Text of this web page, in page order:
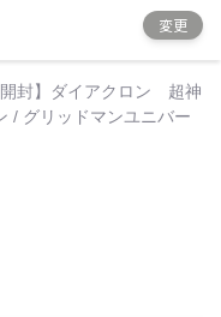
変更
開封】ダイアクロン 超神
/ グリッドマンユニバー